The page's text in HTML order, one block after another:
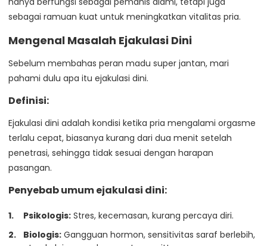
sebagai ramuan kuat untuk meningkatkan vitalitas pria.
Mengenal Masalah Ejakulasi Dini
Sebelum membahas peran madu super jantan, mari
pahami dulu apa itu ejakulasi dini.
Definisi:
Ejakulasi dini adalah kondisi ketika pria mengalami orgasme
terlalu cepat, biasanya kurang dari dua menit setelah
penetrasi, sehingga tidak sesuai dengan harapan
pasangan.
Penyebab umum ejakulasi dini:
Psikologis: Stres, kecemasan, kurang percaya diri.
Biologis: Gangguan hormon, sensitivitas saraf berlebih,